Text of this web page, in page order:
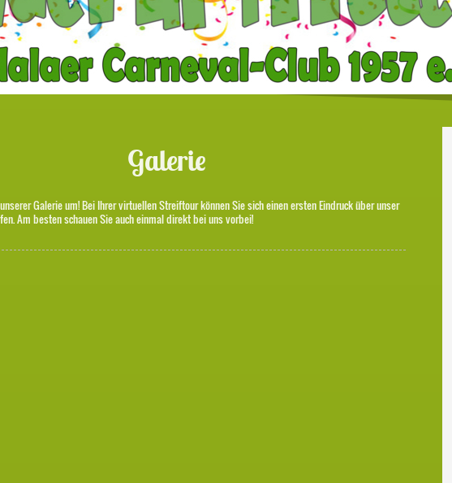
Galerie
Galerie um! Bei Ihrer virtuellen Streiftour können Sie sich einen ersten Eindruck über unser
Am besten schauen Sie auch einmal direkt bei uns vorbei!